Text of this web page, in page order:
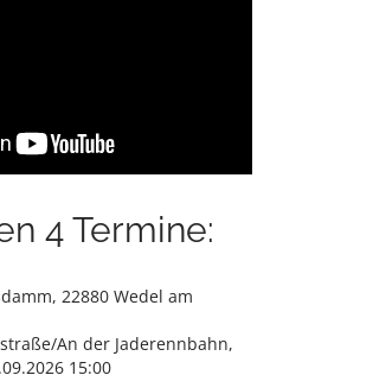
4 Termine:
22880 Wedel am
An der Jaderennbahn,
15:00